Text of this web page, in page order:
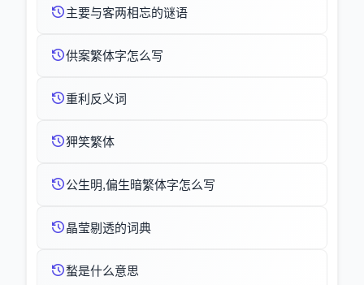
主要与客两相忘的谜语
供案繁体字怎么写
重利反义词
狎笑繁体
公生明,偏生暗繁体字怎么写
晶莹剔透的词典
蝵是什么意思